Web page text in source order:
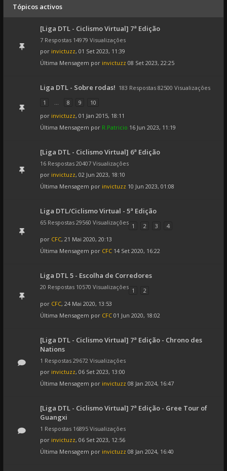
Tópicos activos
[Liga DTL - Ciclismo Virtual] 7ª Edição
7 Respostas 14979 Visualizações
por invictuzz, 01 Set 2023, 11:39
Última Mensagem por invictuzz 08 Set 2023, 22:25
Liga DTL - Sobre rodas! 183 Respostas 82500 Visualizações
1
... 8 9
10
por invictuzz, 01 Jan 2015, 18:11
Última Mensagem por R.Patricio 16 Jun 2023, 11:19
[Liga DTL - Ciclismo Virtual] 6ª Edição
16 Respostas 20407 Visualizações
por invictuzz, 02 Jun 2023, 18:10
Última Mensagem por invictuzz 10 Jun 2023, 01:08
Liga DTL/Ciclismo Virtual - 5ª Edição
65 Respostas 29560 Visualizações 1 2 3
4
por CFC, 21 Mai 2020, 20:13
Última Mensagem por CFC 14 Set 2020, 16:22
Liga DTL 5 - Escolha de Corredores
20 Respostas 10570 Visualizações 1
2
por CFC, 24 Mai 2020, 13:53
Última Mensagem por CFC 01 Jun 2020, 18:02
[Liga DTL - Ciclismo Virtual] 7ª Edição - Chrono des
Nations
1 Respostas 29672 Visualizações
por invictuzz, 06 Set 2023, 13:00
Última Mensagem por invictuzz 08 Jan 2024, 16:47
[Liga DTL - Ciclismo Virtual] 7ª Edição - Gree Tour of
Guangxi
1 Respostas 16895 Visualizações
por invictuzz, 06 Set 2023, 12:56
Última Mensagem por invictuzz 08 Jan 2024, 16:40